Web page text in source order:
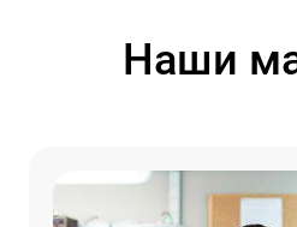
Наши